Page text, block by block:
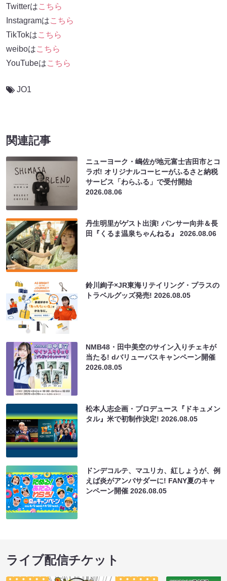
Twitterはこちら
Instagramはこちら
TikTokはこちら
weiboはこちら
YouTubeはこちら
JO1
関連記事
ニューヨーク・嶋佐が地元富士吉田市とコ
ラボ! オリジナルコーヒーがふるさと納税
サービス「わらふる」で受付開始
2026.08.06
丹生明里がゲスト出演! パンサー向井＆長
田『くるま温泉ちゃんねる』2026.08.06
鈴川絢子×JR東海リテイリング・プラスの
トラベルグッズ発売!2026.08.05
NMB48・田中美空のサイン入りチェキが
当たる! dバリューパスキャンペーン開催
2026.08.05
松本人志企画・プロデュース『ドキュメン
タル』米で初制作決定!2026.08.05
ドンデコルテ、マユリカ、紅しょうが、例
えば炎がアンバサダーに! FANY夏のキャ
ンペーン開催2026.08.05
ライブ配信チケット